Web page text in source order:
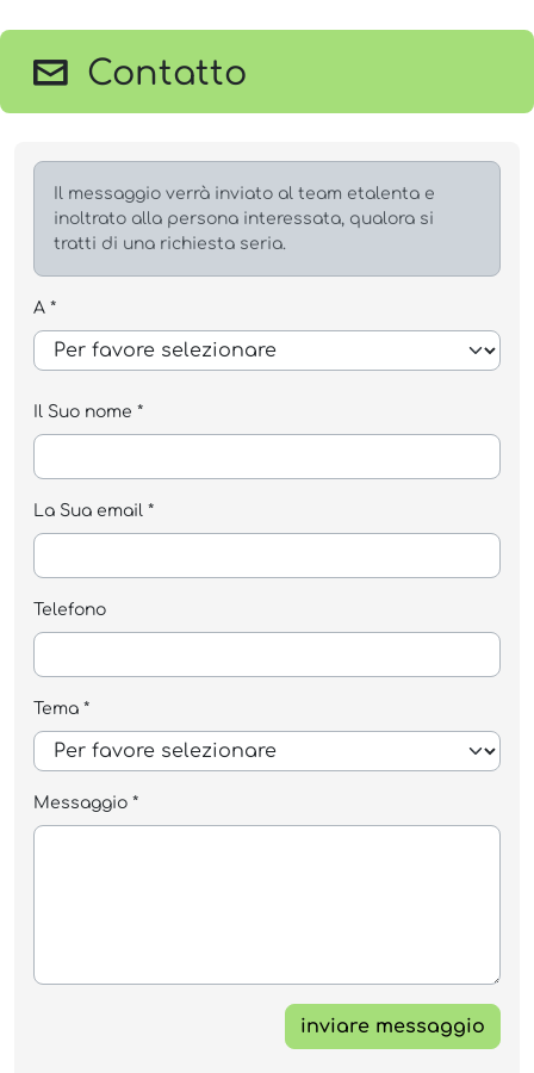
Contatto
Il messaggio verrà inviato al team etalenta e
inoltrato alla persona interessata, qualora si
tratti di una richiesta seria.
A *
Il Suo nome *
La Sua email *
Telefono
Tema *
Messaggio *
inviare messaggio